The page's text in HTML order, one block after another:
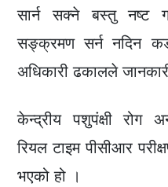
सार्न सक्ने बस्तु नष्ट
सङ्क्रमण सर्न नदिन
अधिकारी ढकालले
केन्द्रीय पशुपंक्षी रोग
रियल टाइम पीसीआर
भएको हो ।